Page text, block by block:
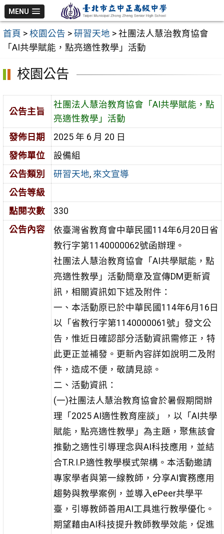
跳
至
主
MENU
首頁 > 校園公告 > 研習天地 > 社團法人慧治教育協會
「AI共學賦能，點亮適性教學」活動
校園公告
公告主旨
社團法人慧治教育協會「AI共學賦能，點
亮適性教學」活動
發佈日期
2025 年 6 月 20 日
發佈單位
設備組
公告類別
研習天地, 來文宣導
公告等級
點閱次數
330
公告內容
依臺灣省教育會中華民國114年6月20日省
教行字第1140000062號函辦理。
社團法人慧治教育協會「AI共學賦能，點
亮適性教學」活動簡章及宣傳DM更新資
訊，相關資訊如下述及附件：
一、本活動原已於中華民國114年6月16日
以「省教行字第1140000061號」發文公
告，惟近日確認部分活動資訊需修正，特
此更正並補發。更新內容詳如說明二及附
件，造成不便，敬請見諒。
二、活動資訊：
(一)社團法人慧治教育協會於暑假期間辦
理「2025 AI適性教育座談」，以「AI共學
賦能，點亮適性教學」為主題，聚焦該會
推動之適性引導理念與AI科技應用，並結
合T.R.I.P.適性教學模式架構。本活動邀請
專家學者與第一線教師，分享AI實務應用
趨勢與教學案例，並導入ePeer共學平
臺，引導教師善用AI工具進行教學優化。
期望藉由AI科技提升教師教學效能，促進